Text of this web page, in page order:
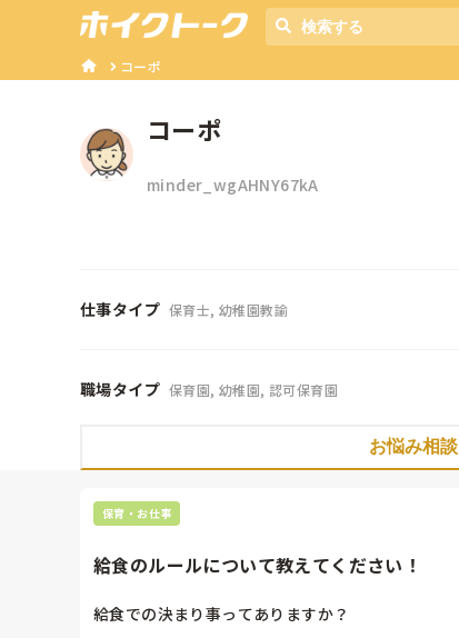
コーポ
コーポ
minder_wgAHNY67kA
仕事タイプ 保育士, 幼稚園教諭
職場タイプ 保育園, 幼稚園, 認可保育園
お悩み相談
保育・お仕事
給食のルールについて教えてください！
給食での決まり事ってありますか？